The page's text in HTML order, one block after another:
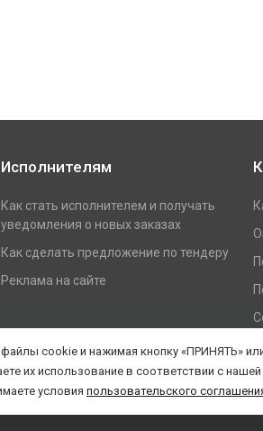
Исполнителям
Как стать исполнителем и получать
уведомления о новых заказах
Как сделать предложение по тендеру
Реклама на сайте
cookie и нажимая кнопку «ПРИНЯТЬ»
их использование в соответствии с нашей
условия пользовательского